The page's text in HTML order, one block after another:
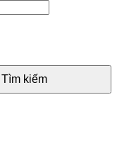
Tìm kiếm